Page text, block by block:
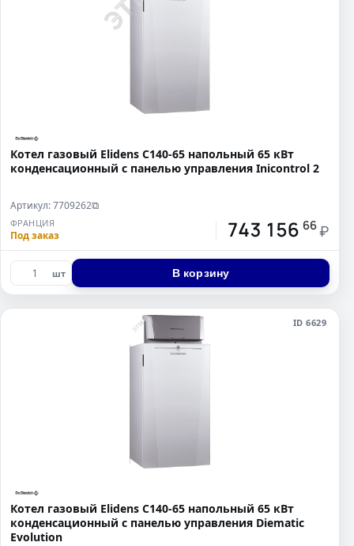
Котел газовый Elidens C140-65 напольный 65 кВт
конденсационный с панелью управления Inicontrol 2
Артикул: 7709262⧉
ФРАНЦИЯ
Под заказ 743 156 66 ₽
шт В корзину
ID 6629
Котел газовый Elidens C140-65 напольный 65 кВт
конденсационный с панелью управления Diematic
Evolution